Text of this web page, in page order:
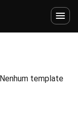
template